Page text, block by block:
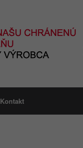
Kontakt